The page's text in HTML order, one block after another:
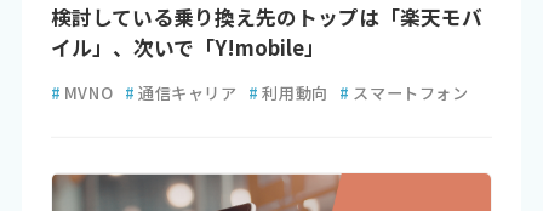
検討している乗り換え先のトップは「楽天モバ
イル」、次いで「Y!mobile」
# MVNO # 通信キャリア # 利用動向 # スマートフォン